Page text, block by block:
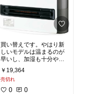
買い替えです。やはり新
しいモデルは温まるのが
早いし、加湿も十分やっ
てくれます。ペットのた
めに温度、湿度管理が必
要なのと、プラズマクラ
スターで消臭、除菌を期
￥19,364
売切れ
0 0